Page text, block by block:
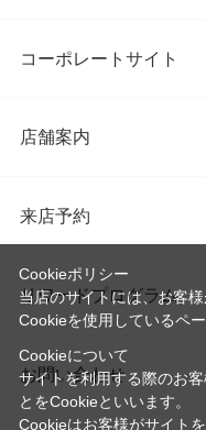
コーポレートサイト
店舗案内
来店予約
リワードプログラム
お問い合わせ
Cookieポリシー
当店のサイトには、お客
Cookieを使用しているペー
Cookieについて
サイトを利用する際のお
とをCookieといいます。
Cookieはお客様がサイト